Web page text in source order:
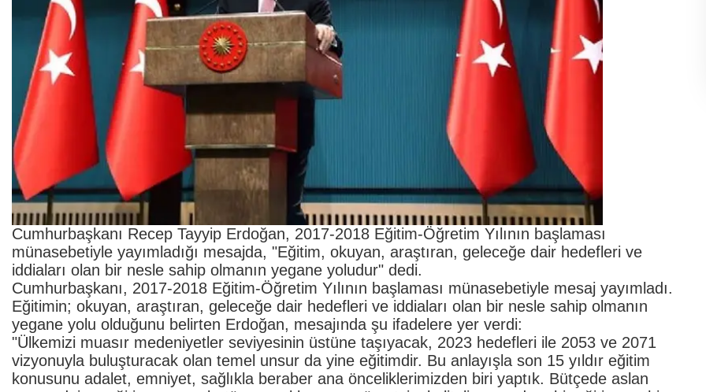
Cumhurbaşkanı Recep Tayyip Erdoğan, 2017-2018 Eğitim-Öğretim Yılının başlaması
münasebetiyle yayımladığı mesajda, "Eğitim, okuyan, araştıran, geleceğe dair hedefleri ve
iddiaları olan bir nesle sahip olmanın yegane yoludur" dedi.
Cumhurbaşkanı, 2017-2018 Eğitim-Öğretim Yılının başlaması münasebetiyle mesaj yayımladı.
Eğitimin; okuyan, araştıran, geleceğe dair hedefleri ve iddiaları olan bir nesle sahip olmanın
yegane yolu olduğunu belirten Erdoğan, mesajında şu ifadelere yer verdi:
"Ülkemizi muasır medeniyetler seviyesinin üstüne taşıyacak, 2023 hedefleri ile 2053 ve 2071
vizyonuyla buluşturacak olan temel unsur da yine eğitimdir. Bu anlayışla son 15 yıldır eğitim
konusunu adalet, emniyet, sağlıkla beraber ana önceliklerimizden biri yaptık. Bütçede aslan